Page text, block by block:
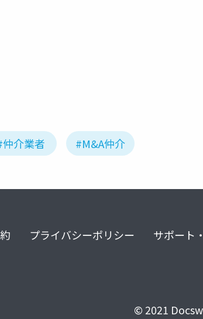
仲介業者 #M&A仲介
プライバシーポリシー サポート
© 2021